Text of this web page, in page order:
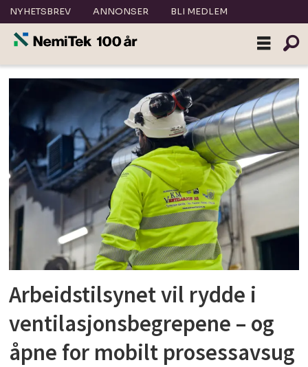
NYHETSBREV ANNONSER BLI MEDLEM
Tag:
omluft
Arbeidstilsynet vil rydde i
ventilasjonsbegrepene – og
åpne for mobilt prosessavsug